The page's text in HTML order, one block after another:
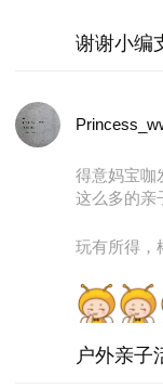
课，里面的老师
乐视频来看、打
-- 火龙滚珠，茶
谢谢小编
得意妈宝咖
这么多的亲
玩有所得，
户外亲子